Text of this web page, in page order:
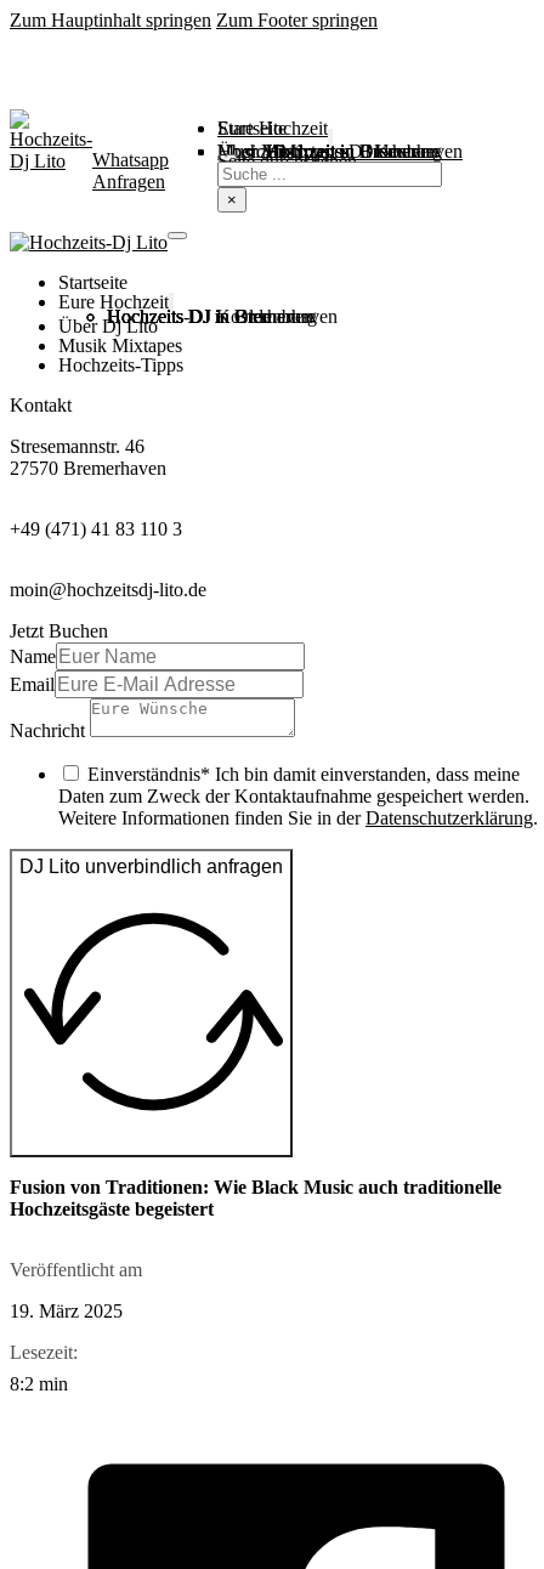
Zum Hauptinhalt springen Zum Footer springen
Startseite
Eure Hochzeit
Hochzeit in Bremen
Hochzeit in Bremerhaven
Hochzeit in Cuxhaven
Hochzeit in Oldenburg
Hochzeits-DJ Kosten
Über Mich
Music / Mixtapes
Hochzeitstipps
Seite durchsuchen
Suchen
×
Whatsapp
Anfragen
Startseite
Eure Hochzeit
Hochzeits DJ in Bremen
Hochzeits DJ in Bremerhaven
Hochzeits DJ in Cuxhaven
Hochzeits DJ in Oldenburg
Hochzeits-DJ Kosten
Über Dj Lito
Musik Mixtapes
Hochzeits-Tipps
Kontakt
Stresemannstr. 46
27570 Bremerhaven
+49 (471) 41 83 110 3
moin@hochzeitsdj-lito.de
Jetzt Buchen
Name
Email
Nachricht
Einverständnis* Ich bin damit einverstanden, dass meine
Daten zum Zweck der Kontaktaufnahme gespeichert werden.
Weitere Informationen finden Sie in derDatenschutzerklärung.
DJ Lito unverbindlich anfragen
Fusion von Traditionen: Wie Black Music auch traditionelle
Hochzeitsgäste begeistert
Veröffentlicht am
19. März 2025
Lesezeit:
8:2 min